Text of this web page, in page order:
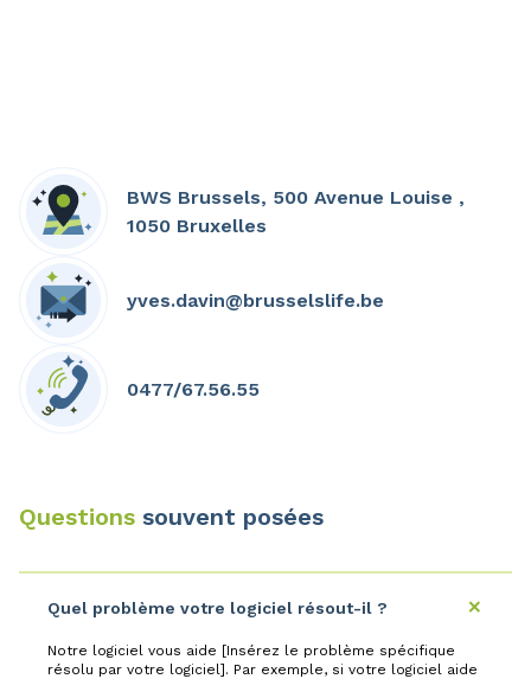
BWS Brussels, 500 Avenue Louise ,
1050 Bruxelles
yves.davin@brusselslife.be
0477/67.56.55
Questions souvent posées
Quel problème votre logiciel résout-il ?
Notre logiciel vous aide [Insérez le problème spécifique
résolu par votre logiciel]. Par exemple, si votre logiciel aide